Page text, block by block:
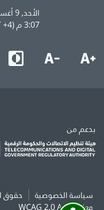
الأحد, 9 أغسطس 2026
3:07 م (GMT +4)
بدعم من
سياسة الخصوصية حقوق
معايير WCAG 2.0 AAA